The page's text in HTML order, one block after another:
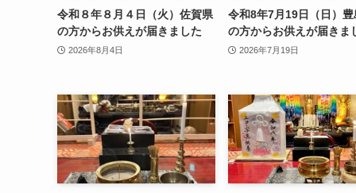
令和８年８月４日（火）佐賀県
の方からお供えが届きました
2026年8月4日
令和8年7月19日（日）豊
の方からお供えが届きま
2026年7月19日